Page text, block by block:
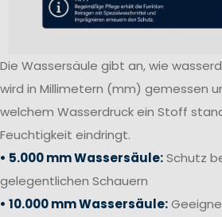
Die Wassersäule gibt an, wie
wird in Millimetern (mm) gemessen
welchem Wasserdruck ein Stoff
Feuchtigkeit eindringt.
• 5.000 mm Wassersäule:Schutz
gelegentlichen Schauern
• 10.000 mm Wassersäule: